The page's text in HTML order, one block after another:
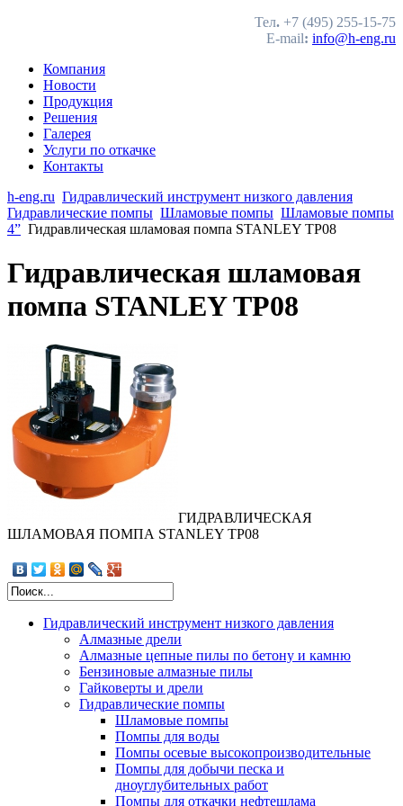
Тел. +7 (495) 255-15-75
E-mail: info@h-eng.ru
Компания
Новости
Продукция
Решения
Галерея
Услуги по откачке
Контакты
h-eng.ru Гидравлический инструмент низкого давления
Гидравлические помпы Шламовые помпы Шламовые помпы
4” Гидравлическая шламовая помпа STANLEY TP08
Гидравлическая шламовая
помпа STANLEY TP08
ГИДРАВЛИЧЕСКАЯ
ШЛАМОВАЯ ПОМПА STANLEY TP08
Гидравлический инструмент низкого давления
Алмазные дрели
Алмазные цепные пилы по бетону и камню
Бензиновые алмазные пилы
Гайковерты и дрели
Гидравлические помпы
Шламовые помпы
Помпы для воды
Помпы осевые высокопроизводительные
Помпы для добычи песка и
дноуглубительных работ
Помпы для откачки нефтешлама